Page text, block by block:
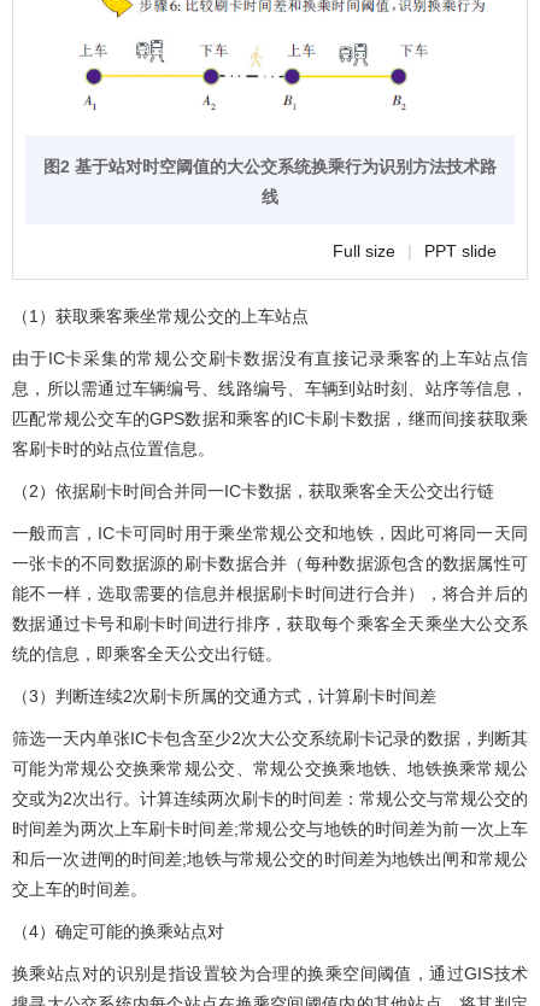
图2 基于站对时空阈值的大公交系统换乘行为识别方法技术路
线
Full size | PPT slide
（1）获取乘客乘坐常规公交的上车站点
由于IC卡采集的常规公交刷卡数据没有直接记录乘客的上车站点信
息，所以需通过车辆编号、线路编号、车辆到站时刻、站序等信息，
匹配常规公交车的GPS数据和乘客的IC卡刷卡数据，继而间接获取乘
客刷卡时的站点位置信息。
（2）依据刷卡时间合并同一IC卡数据，获取乘客全天公交出行链
一般而言，IC卡可同时用于乘坐常规公交和地铁，因此可将同一天同
一张卡的不同数据源的刷卡数据合并（每种数据源包含的数据属性可
能不一样，选取需要的信息并根据刷卡时间进行合并），将合并后的
数据通过卡号和刷卡时间进行排序，获取每个乘客全天乘坐大公交系
统的信息，即乘客全天公交出行链。
（3）判断连续2次刷卡所属的交通方式，计算刷卡时间差
筛选一天内单张IC卡包含至少2次大公交系统刷卡记录的数据，判断其
可能为常规公交换乘常规公交、常规公交换乘地铁、地铁换乘常规公
交或为2次出行。计算连续两次刷卡的时间差：常规公交与常规公交的
时间差为两次上车刷卡时间差;常规公交与地铁的时间差为前一次上车
和后一次进闸的时间差;地铁与常规公交的时间差为地铁出闸和常规公
交上车的时间差。
（4）确定可能的换乘站点对
换乘站点对的识别是指设置较为合理的换乘空间阈值，通过GIS技术